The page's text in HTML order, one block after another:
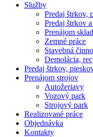
Služby
Predaj štrkov,
Predaj štrkov
Prenájom
Zemné práce
Stavebná
Demolácia,
Predaj štrkov,
Prenájom strojov
Autožeriavy
Vozový park
Strojový park
Realizované práce
Objednávka
Kontakty